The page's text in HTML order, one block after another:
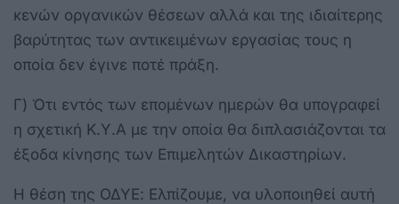
κενών οργανικών θέσεων αλλά και της ιδιαίτερης
βαρύτητας των αντικειμένων εργασίας τους η
οποία δεν έγινε ποτέ πράξη.
Γ) Ότι εντός των επομένων ημερών θα υπογραφεί
η σχετική Κ.Υ.Α με την οποία θα διπλασιάζονται τα
έξοδα κίνησης των Επιμελητών Δικαστηρίων.
Η θέση της ΟΔΥΕ: Ελπίζουμε, να υλοποιηθεί αυτή